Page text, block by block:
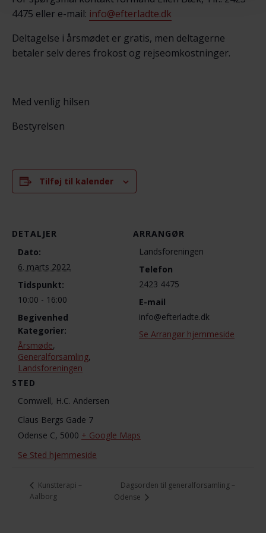
4475 eller e-mail: info@efterladte.dk
Deltagelse i årsmødet er gratis, men deltagerne
betaler selv deres frokost og rejseomkostninger.
Med venlig hilsen
Bestyrelsen
Tilføj til kalender
DETALJER
Dato:
6. marts 2022
Tidspunkt:
10:00 - 16:00
Begivenhed
Kategorier:
Årsmøde,
Generalforsamling,
Landsforeningen
STED
Comwell, H.C. Andersen
Claus Bergs Gade 7
Odense C, 5000 + Google Maps
Se Sted hjemmeside
ARRANGØR
Landsforeningen
Telefon
2423 4475
E-mail
info@efterladte.dk
Se Arrangør hjemmeside
Kunstterapi –
Aalborg
Dagsorden til generalforsamling –
Odense